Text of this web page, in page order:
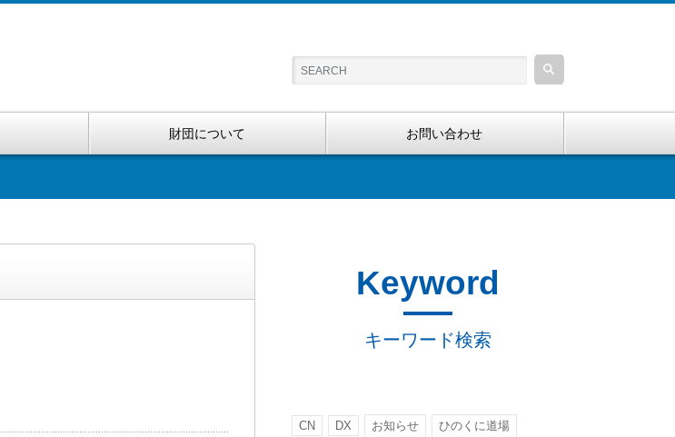
財団について お問い合わせ
Keyword
キーワード検索
CN DX お知らせ ひのくに道場